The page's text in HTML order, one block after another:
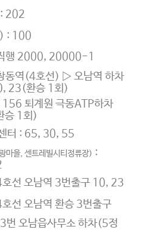
202
: 100
행 2000, 20000-1
동역(4호선) ▷ 오남역 하차
23(환승 1회)
퇴계원 극동ATP하차
1회)
터 : 65, 30, 55
마을, 센트레빌시티정류장) :
선 오남역 3번출구 10, 23
선 오남역 환승 3번출구
번 오남읍사무소 하차(5정